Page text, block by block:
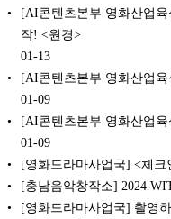
[AI콘텐츠본부 영화산업
작! <원경>
01-13
[AI콘텐츠본부 영화산업
01-09
[AI콘텐츠본부 영화산업
01-09
[영화드라마사업국] <체
[충남음악창작소] 2024
[영화드라마사업국] 촬영